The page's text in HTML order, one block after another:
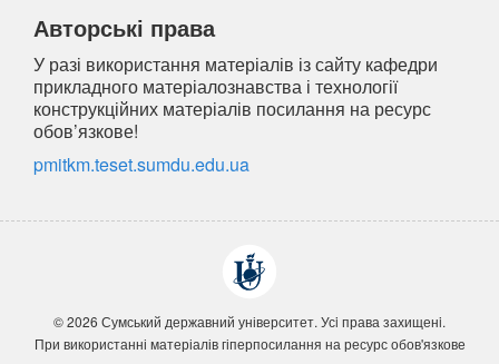
Авторські права
У разі використання матеріалів із сайту кафедри
прикладного матеріалознавства і технології
конструкційних матеріалів посилання на ресурс
обов’язкове!
pmitkm.teset.sumdu.edu.ua
© 2026 Сумський державний університет. Усi права захищенi.
При використанні матеріалів гіперпосилання на ресурс обов'язкове